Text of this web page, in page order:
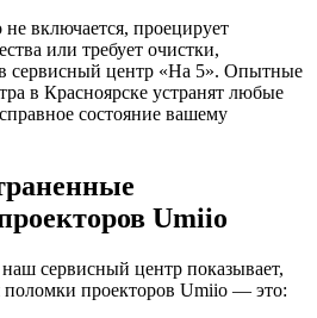
включается, проецирует
или требует очистки,
в сервисный центр «На 5». Опытные
в Красноярске устранят любые
состояние вашему
Umiio
сервисный центр показывает,
поломки проекторов Umiio — это: